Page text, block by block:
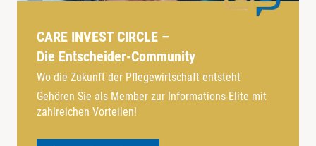
CARE INVEST CIRCLE –
Die Entscheider-Community
Wo die Zukunft der Pflegewirtschaft entsteht
Gehören Sie als Member zur Informations-Elite mit
zahlreichen Vorteilen!